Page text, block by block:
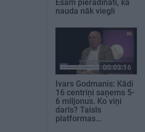
Esam pieradināti, ka
nauda nāk viegli
00:03:16
Ivars Godmanis: Kādi
16 centriņi saņems 5-
6 miljonus. Ko viņi
darīs? Taisīs
platformas...